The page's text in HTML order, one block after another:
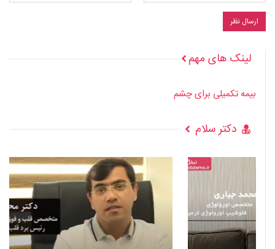
لینک های مهم
بیمه تکمیلی برای چشم
دکتر سلام